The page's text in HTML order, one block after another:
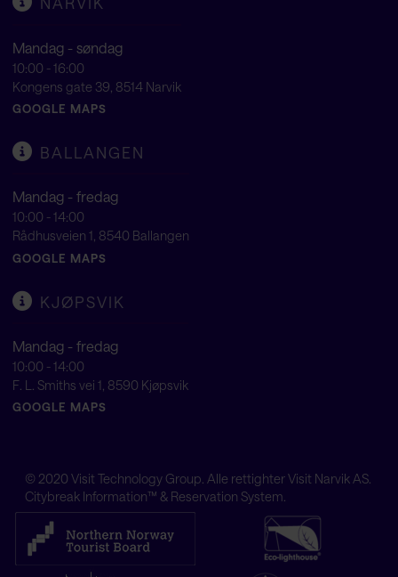
Mandag - søndag
10:00 - 16:00
Kongens gate 39, 8514 Narvik
GOOGLE MAPS
BALLANGEN
Mandag - fredag
10:00 - 14:00
Rådhusveien 1, 8540 Ballangen
GOOGLE MAPS
KJØPSVIK
Mandag - fredag
10:00 - 14:00
F. L. Smiths vei 1, 8590 Kjøpsvik
GOOGLE MAPS
© 2020 Visit Technology Group . Alle rettighter Visit Narvik AS.
Citybreak Information™ & Reservation System.